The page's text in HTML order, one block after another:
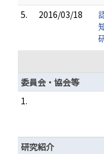
5.
2016/03/18
委員会・協会等
1.
研究紹介